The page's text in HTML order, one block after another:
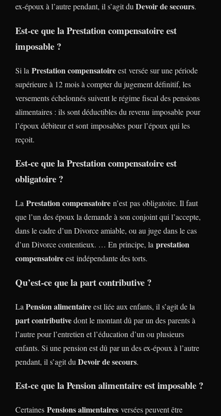
ex-époux à l’autre pendant, il s’agit duDevoir de secours.
Est-ce que la Prestation compensatoire est
imposable ?
Si la Prestation compensatoireest versée sur une période
supérieure à 12 mois à compter du jugement définitif, les
versements échelonnés suivent le régime fiscal des pensions
alimentaires : ils sont déductibles du revenu imposable pour
l’époux débiteur et sont imposables pour l’époux qui les
reçoit.
Est-ce que la Prestation compensatoire est
obligatoire ?
La Prestation compensatoire n’est pas obligatoire. Il faut
que l’un des époux la demande à son conjoint qui l’accepte,
dans le cadre d’un Divorce amiable, ou au juge dans le cas
d’un Divorce contentieux. … En principe, la prestation
compensatoireest indépendante des torts.
Qu’est-ce que la part contributive ?
La Pension alimentaireest liée aux enfants, il s’agit de la
part contributivedont le montant dû par un des parents à
l’autre pour l’entretien et l’éducation d’un ou plusieurs
enfants. Si une pension est dû par un des ex-époux à l’autre
pendant, il s’agit du Devoir de secours.
Est-ce que la Pension alimentaire est imposable ?
Certaines Pensions alimentaires versées peuvent être